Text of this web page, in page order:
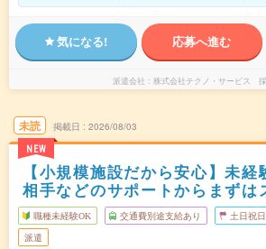
気になる! 応募へ進む
派遣会社 株式会社テクノ・サービス
未読
NEW
掲載日 2026/08/03
【小規模施設だから安心】未
相手などのサポートからまずは
職種未経験OK 交通費別途支給あり 土日祝
派遣